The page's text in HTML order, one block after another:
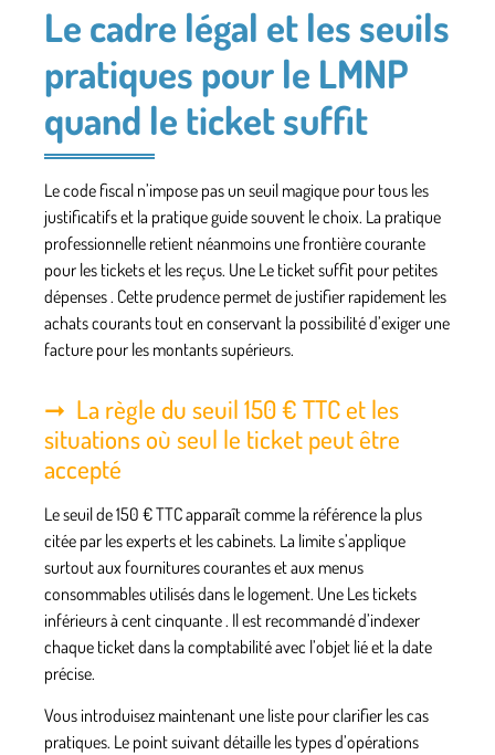
Le cadre légal et les seuils
pratiques pour le LMNP
quand le ticket suffit
Le code fiscal n’impose pas un seuil magique pour tous les
justificatifs et la pratique guide souvent le choix. La pratique
professionnelle retient néanmoins une frontière courante
pour les tickets et les reçus. Une Le ticket suffit pour petites
dépenses . Cette prudence permet de justifier rapidement les
achats courants tout en conservant la possibilité d’exiger une
facture pour les montants supérieurs.
La règle du seuil 150 € TTC et les
situations où seul le ticket peut être
accepté
Le seuil de 150 € TTC apparaît comme la référence la plus
citée par les experts et les cabinets. La limite s’applique
surtout aux fournitures courantes et aux menus
consommables utilisés dans le logement. Une Les tickets
inférieurs à cent cinquante . Il est recommandé d’indexer
chaque ticket dans la comptabilité avec l’objet lié et la date
précise.
Vous introduisez maintenant une liste pour clarifier les cas
pratiques. Le point suivant détaille les types d’opérations